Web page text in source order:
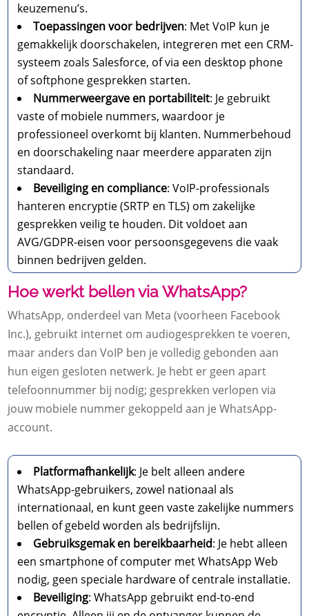
keuzemenu’s.
Toepassingen voor bedrijven: Met VoIP kun je
gemakkelijk doorschakelen, integreren met een CRM-
systeem zoals Salesforce, of via een desktop phone
of softphone gesprekken starten.
Nummerweergave en portabiliteit: Je gebruikt
vaste of mobiele nummers, waardoor je
professioneel overkomt bij klanten. Nummerbehoud
en doorschakeling naar meerdere apparaten zijn
standaard.
Beveiliging en compliance: VoIP-professionals
hanteren encryptie (SRTP en TLS) om zakelijke
gesprekken veilig te houden. Dit voldoet aan
AVG/GDPR-eisen voor persoonsgegevens die vaak
binnen bedrijven gelden.
Hoe werkt bellen via WhatsApp?
WhatsApp, onderdeel van Meta (voorheen Facebook
Inc.), gebruikt internet om audiogesprekken te voeren,
maar anders dan VoIP ben je volledig gebonden aan
hun eigen gesloten netwerk. Je hebt er geen apart
telefoonnummer bij nodig; gesprekken verlopen via
jouw mobiele nummer gekoppeld aan je WhatsApp-
account.
Platformafhankelijk: Je belt alleen andere
WhatsApp-gebruikers, zowel nationaal als
internationaal, en kunt geen vaste zakelijke nummers
bellen of gebeld worden als bedrijfslijn.
Gebruiksgemak en bereikbaarheid: Je hebt alleen
een smartphone of computer met WhatsApp Web
nodig, geen speciale hardware of centrale installatie.
Beveiliging: WhatsApp gebruikt end-to-end